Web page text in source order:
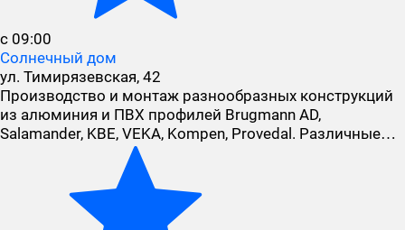
с 09:00
Солнечный дом
ул. Тимирязевская, 42
Производство и монтаж разнообразных конструкций
из алюминия и ПВХ профилей Brugmann AD,
Salamander, KBE, VEKA, Kompen, Provedal. Различные…